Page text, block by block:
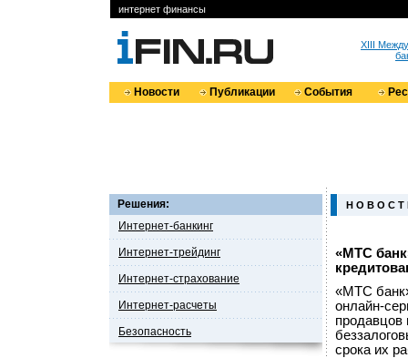
интернет финансы
XIII
Новости Публикации События
Решения:
Интернет-банкинг
Интернет-трейдинг
Интернет-страхование
Интернет-расчеты
Безопасность
Н О В О С Т
«МТС
«МТС
онлайн-
продавцов
срока их